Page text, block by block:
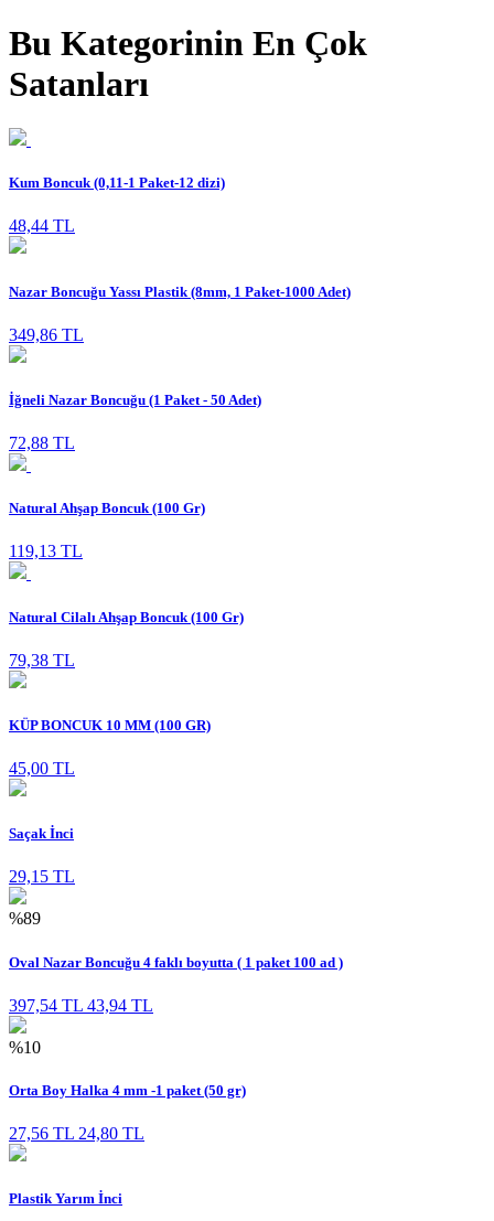
Bu Kategorinin En Çok
Satanları
Kum Boncuk (0,11-1 Paket-12 dizi)
48,44 TL
Nazar Boncuğu Yassı Plastik (8mm, 1 Paket-1000 Adet)
349,86 TL
İğneli Nazar Boncuğu (1 Paket - 50 Adet)
72,88 TL
Natural Ahşap Boncuk (100 Gr)
119,13 TL
Natural Cilalı Ahşap Boncuk (100 Gr)
79,38 TL
KÜP BONCUK 10 MM (100 GR)
45,00 TL
Saçak İnci
29,15 TL
%89
Oval Nazar Boncuğu 4 faklı boyutta ( 1 paket 100 ad )
397,54 TL 43,94 TL
%10
Orta Boy Halka 4 mm -1 paket (50 gr)
27,56 TL 24,80 TL
Plastik Yarım İnci